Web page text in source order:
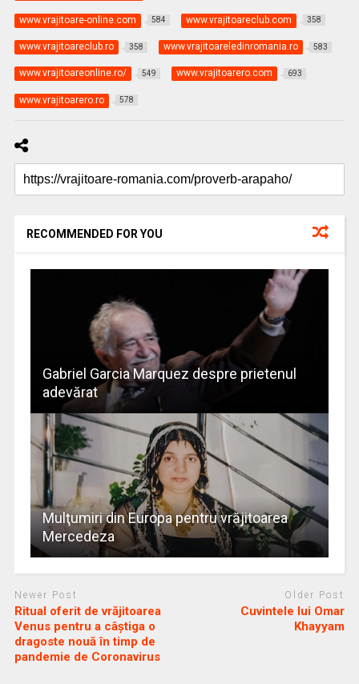
www.vrajitoare-online.com 584 www.vrajitoareclub.com 358
www.vrajitoareclub.ro 358 www.vrajitoareledinromania.ro 583
www.vrajitoareonline.ro/ 549 www.vrajitoarero.com 693
www.vrajitoarero.ro 578
RECOMMENDED FOR YOU
Gabriel Garcia Marquez despre prietenul
adevărat
Mulţumiri din Europa pentru vrăjitoarea
Mercedeza
Newer Post
Ritual oferit de vrăjitoarea
Venus pentru a câştiga o
dragoste nouă în timp de
pandemie de Coronavirus
Older Post
Cuvintele lui Omar
Khayyam